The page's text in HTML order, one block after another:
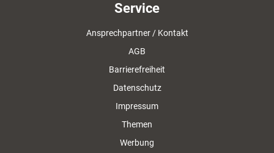
Service
Ansprechpartner / Kontakt
AGB
Barrierefreiheit
Datenschutz
Impressum
Themen
Werbung